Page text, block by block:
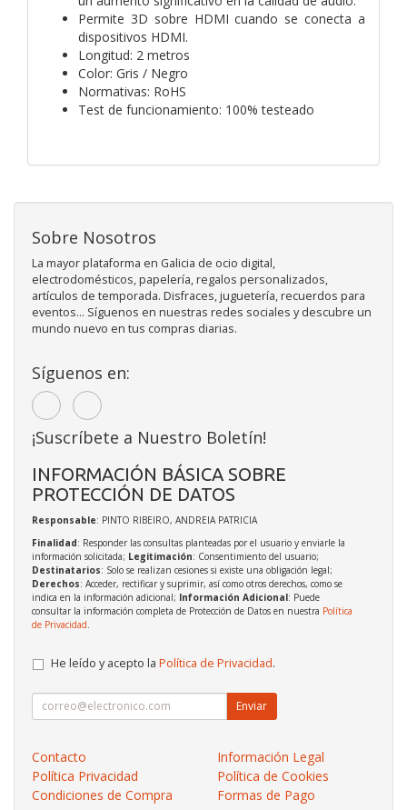
Permite 3D sobre HDMI cuando se conecta a
dispositivos HDMI.
Longitud: 2 metros
Color: Gris / Negro
Normativas: RoHS
Test de funcionamiento: 100% testeado
Sobre Nosotros
La mayor plataforma en Galicia de ocio digital,
electrodomésticos, papelería, regalos personalizados,
artículos de temporada. Disfraces, juguetería, recuerdos para
eventos... Síguenos en nuestras redes sociales y descubre un
mundo nuevo en tus compras diarias.
Síguenos en:
¡Suscríbete a Nuestro Boletín!
INFORMACIÓN BÁSICA SOBRE
PROTECCIÓN DE DATOS
Responsable: PINTO RIBEIRO, ANDREIA PATRICIA
Finalidad: Responder las consultas planteadas por el usuario y enviarle la
información solicitada; Legitimación: Consentimiento del usuario;
Destinatarios: Solo se realizan cesiones si existe una obligación legal;
Derechos: Acceder, rectificar y suprimir, así como otros derechos, como se
indica en la información adicional; Información Adicional: Puede
consultar la información completa de Protección de Datos en nuestra Política
de Privacidad
He leído y acepto la Política de Privacidad.
Enviar
Contacto
Información Legal
Política Privacidad
Política de Cookies
Condiciones de Compra
Formas de Pago